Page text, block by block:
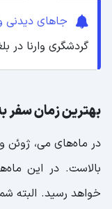
جا‌های دیدنی
گردشگری وارنا در
بهترین زمان سفر
در ماه‌های می، ژوئن
بالاست. در این
خواهد رسید. البته